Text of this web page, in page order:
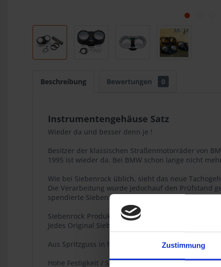
Zustimmung
Beschreibung Bewertungen 0
Instrumentengehäuse Satz
Wieder da und besser denn je !
Besitzer der klassischen Straßenmotorräder von
1995 ist wieder da. Bei BMW schon lange nicht
Wie bei Siebenrock üblich, sieht das neue
Die Verarbeitung wurde jedochauf den Prüfstand
spendierte Siebenrock allen inneren
Siebenrock Produkt
Jedes Original Siebenrock-Produkt trägt dieses
Aus Spritzguss in höchster Qualität gefertigt,
Hohe Festigkeit / Schlagzähigkeit durch geringen